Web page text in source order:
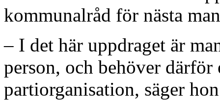
kommunalråd för nästa
– I det här uppdraget är
person, och behöver
partiorganisation, säger